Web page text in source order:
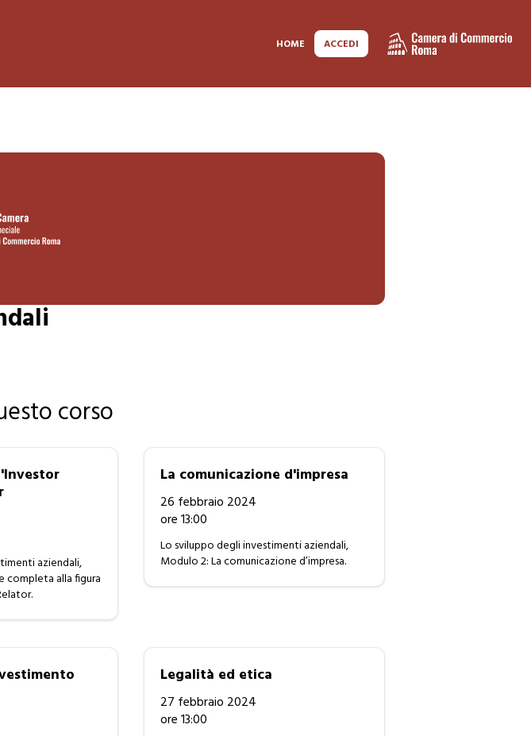
HOME ACCEDI
corso
aziendali,
completa alla figura
La comunicazione d'impresa
26 febbraio 2024
ore 13:00
Lo sviluppo degli investimenti aziendali,
Modulo 2: La comunicazione d’impresa.
Legalità ed etica
27 febbraio 2024
ore 13:00